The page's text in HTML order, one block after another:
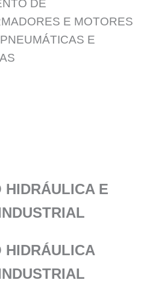
DE
E MOTORES
E
HIDRÁULICA E
HIDRÁULICA